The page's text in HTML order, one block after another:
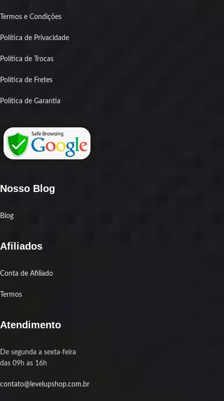
Termos e Condições
Política de Privacidade
Política de Trocas
Política de Fretes
Política de Garantia
Nosso Blog
Blog
Afiliados
Conta de Afiliado
Termos
Atendimento
De segunda a sexta-feira
das 09h as 16h
contato@levelupshop.com.br